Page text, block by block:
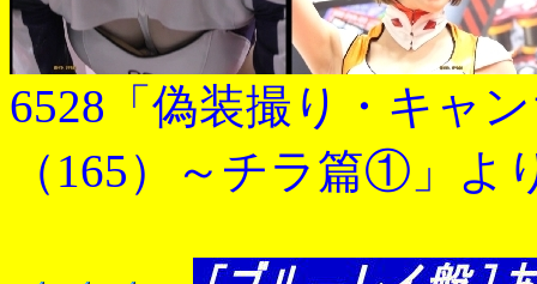
6528「偽装撮り・キャ
（165）～チラ篇①」よ